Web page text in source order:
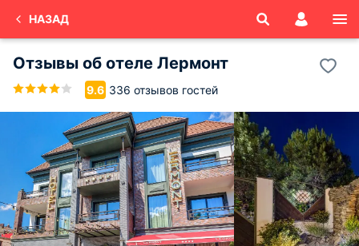
НАЗАД
Отзывы об отеле Лермонт
9.6 336 отзывов гостей